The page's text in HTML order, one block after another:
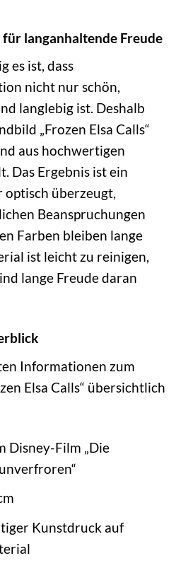
langanhaltende Freude
es ist, dass
nicht nur schön,
langlebig ist. Deshalb
„Frozen Elsa Calls“
aus hochwertigen
Das Ergebnis ist ein
überzeugt,
Beanspruchungen
Farben bleiben lange
ist leicht zu reinigen,
lange Freude daran
Informationen zum
Elsa Calls“ übersichtlich
Disney-Film „Die
Kunstdruck auf